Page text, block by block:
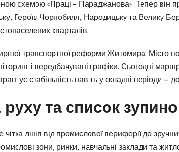
схемою «Праці – Параджанова». Тепер він
Героїв Чорнобиля, Народицьку та Велику
кварталів.
транспортної реформи Житомира. Місто
і передбачувані графіки. Сьогодні
стабільність навіть у складні періоди —
руху та список
лінія від промислової периферії до
зони, ринки, навчальні заклади та